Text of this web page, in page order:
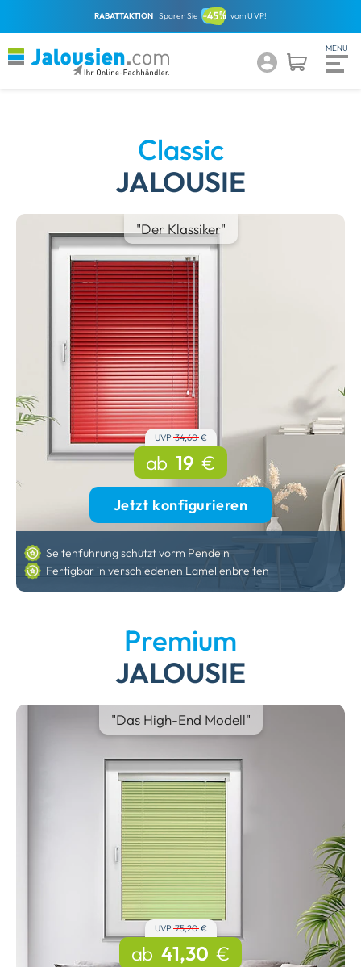
Classic
JALOUSIE
"Der Klassiker"
UVP34,60€
ab 19 €
Jetzt konfigurieren
Seitenführung schützt vorm Pendeln
Fertigbar in verschiedenen Lamellenbreiten
Premium
JALOUSIE
"Das High-End Modell"
UVP75,20€
ab 41,30 €